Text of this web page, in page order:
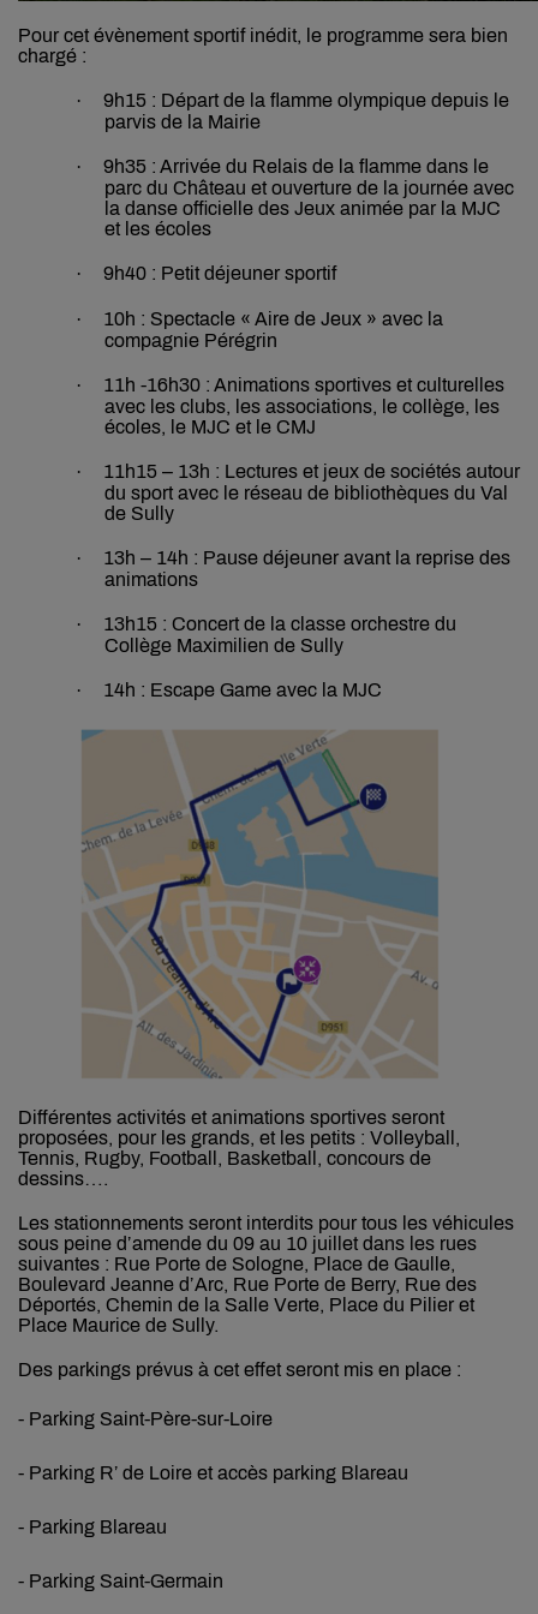
Pour cet évènement sportif inédit, le programme sera bien
chargé :
·
9h15 : Départ de la flamme olympique depuis le
parvis de la Mairie
·
9h35 : Arrivée du Relais de la flamme dans le
parc du Château et ouverture de la journée avec
la danse officielle des Jeux animée par la MJC
et les écoles
· 9h40 : Petit déjeuner sportif
·
10h : Spectacle « Aire de Jeux » avec la
compagnie Pérégrin
·
11h -16h30 : Animations sportives et culturelles
avec les clubs, les associations, le collège, les
écoles, le MJC et le CMJ
·
11h15 – 13h : Lectures et jeux de sociétés autour
du sport avec le réseau de bibliothèques du Val
de Sully
·
13h – 14h : Pause déjeuner avant la reprise des
animations
·
13h15 : Concert de la classe orchestre du
Collège Maximilien de Sully
· 14h : Escape Game avec la MJC
Différentes activités et animations sportives seront
proposées, pour les grands, et les petits : Volleyball,
Tennis, Rugby, Football, Basketball, concours de
dessins….
Les stationnements seront interdits pour tous les véhicules
sous peine d’amende du 09 au 10 juillet dans les rues
suivantes : Rue Porte de Sologne, Place de Gaulle,
Boulevard Jeanne d’Arc, Rue Porte de Berry, Rue des
Déportés, Chemin de la Salle Verte, Place du Pilier et
Place Maurice de Sully.
Des parkings prévus à cet effet seront mis en place :
- Parking Saint-Père-sur-Loire
- Parking R’ de Loire et accès parking Blareau
- Parking Blareau
- Parking Saint-Germain